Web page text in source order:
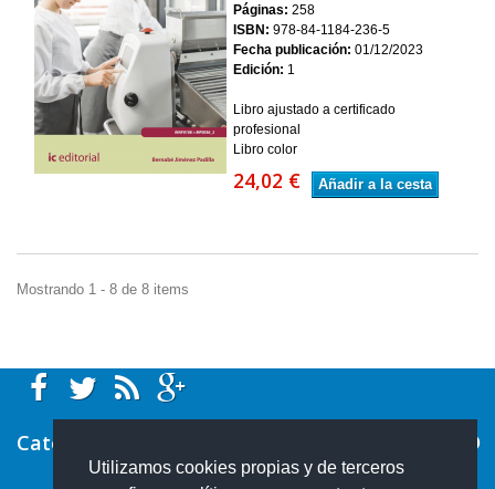
Utilizamos cookies propias y de terceros
Páginas: 258
ISBN: 978-84-1184-236-5
Fecha publicación: 01/12/2023
Edición: 1
Libro ajustado a certificado
profesional
Libro color
24,02 € Añadir a la cesta
Mostrando 1 - 8 de 8 items
Categorías